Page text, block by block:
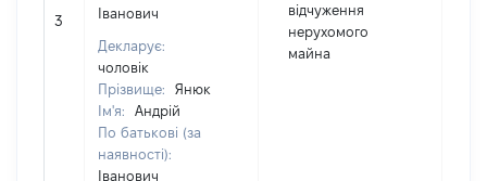
3
Іванович
Декларує:
чоловік
Прізвище:
Янюк
Ім'я:
Андрій
По батькові (за
наявності):
Іванович
відчуження
нерухомого
майна